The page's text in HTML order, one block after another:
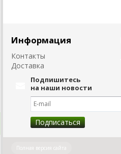
Информация
Контакты
Доставка
Подпишитесь
на наши новости
Полная версия сайта